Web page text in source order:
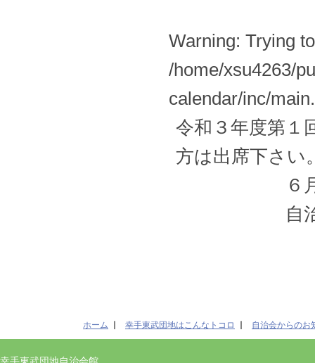
Warning: Trying
/home/xsu4263/
calendar/inc/
令和３年度第１
方は出席下さい
６月１２日
自治集
ホーム 幸手東武団地はこんなトコロ 自治会からのお